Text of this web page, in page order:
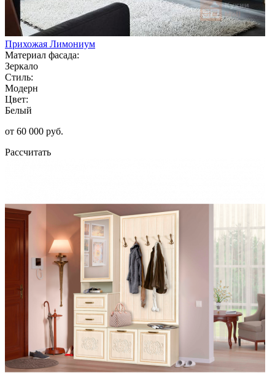
Прихожая Лимониум
Материал фасада:
Зеркало
Стиль:
Модерн
Цвет:
Белый
от 60 000 руб.
Рассчитать